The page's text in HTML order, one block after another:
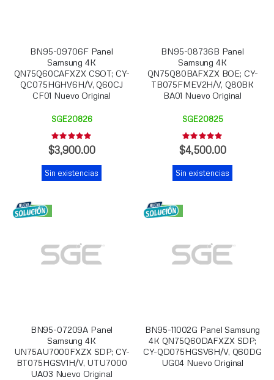
BN95-09706F Panel
Samsung 4K
QN75Q60CAFXZX CSOT; CY-
QC075HGHV6H/V, Q60CJ
CF01 Nuevo Original
SGE20826
Rating:
0%
$3,900.00
Sin existencias
BN95-08736B Panel
Samsung 4K
QN75Q80BAFXZX BOE; CY-
TB075FMEV2H/V, Q80BK
BA01 Nuevo Original
SGE20825
Rating:
0%
$4,500.00
Sin existencias
NUEVO
BN95-07209A Panel
Samsung 4K
UN75AU7000FXZX SDP; CY-
BT075HGSV1H/V, UTU7000
UA03 Nuevo Original
NUEVO
BN95-11002G Panel Samsung
4K QN75Q60DAFXZX SDP;
CY-QD075HGSV6H/V, Q60DG
UG04 Nuevo Original